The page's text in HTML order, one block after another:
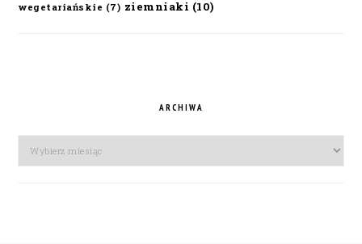
wegetariańskie (7) ziemniaki (10)
ARCHIWA
Archiwa